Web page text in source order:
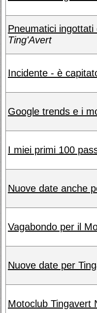
Pneumatici
Ting'Avert
Incidente - è
Google trends e i
I miei primi 100
Nuove date anche
Vagabondo per il
Nuove date per
Motoclub Tingavert